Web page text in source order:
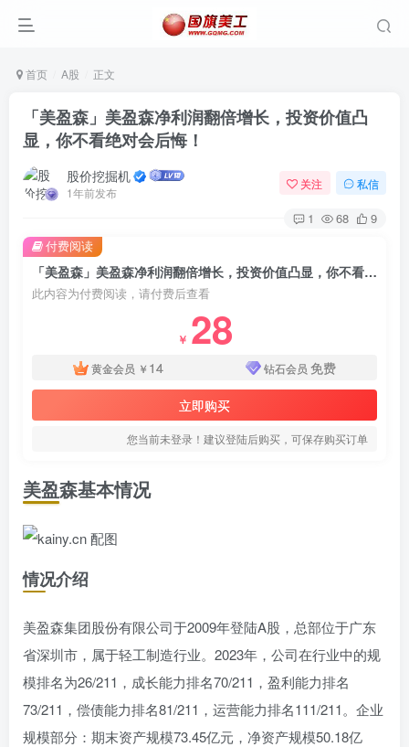
首页 A股 正文
「美盈森」美盈森净利润翻倍增长，投资价值凸
显，你不看绝对会后悔！
股价挖掘机
1年前发布
关注 私信
1 68 9
「美盈森」美盈森净利润翻倍增长，投资价值凸显，你不看绝对会后悔！
此内容为付费阅读，请付费后查看
￥ 28
黄金会员 ￥ 14 钻石会员 免费
立即购买
您当前未登录！建议登陆后购买，可保存购买订单
付费阅读
美盈森基本情况
情况介绍
美盈森集团股份有限公司于2009年登陆A股，总部位于广东
省深圳市，属于轻工制造行业。2023年，公司在行业中的规
模排名为26/211，成长能力排名70/211，盈利能力排名
73/211，偿债能力排名81/211，运营能力排名111/211。企业
规模部分：期末资产规模73.45亿元，净资产规模50.18亿